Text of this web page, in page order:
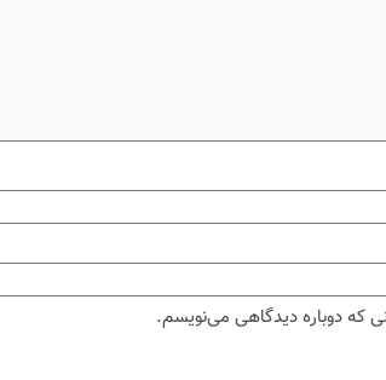
که دوباره دیدگاهی می‌نویسم.